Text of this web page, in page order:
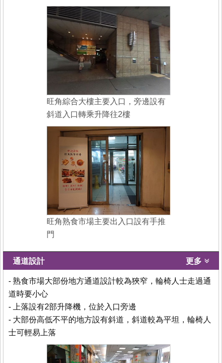
旺角綜合大樓主要入口，旁邊設有
斜道入口轉乘升降往2樓
旺角熟食市場主要出入口設有手推
門
通道設計 更多
- 熟食市場大部份地方通道設計較為狹窄，輪椅人士走過通
道時要小心
- 上落設有2部升降機，位於入口旁邊
- 大部份高低不平的地方設有斜道，斜道較為平坦，輪椅人
士可輕易上落